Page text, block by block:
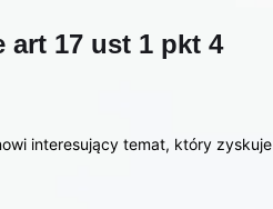
17 ust 1 pkt 4
interesujący temat, który zyskuje